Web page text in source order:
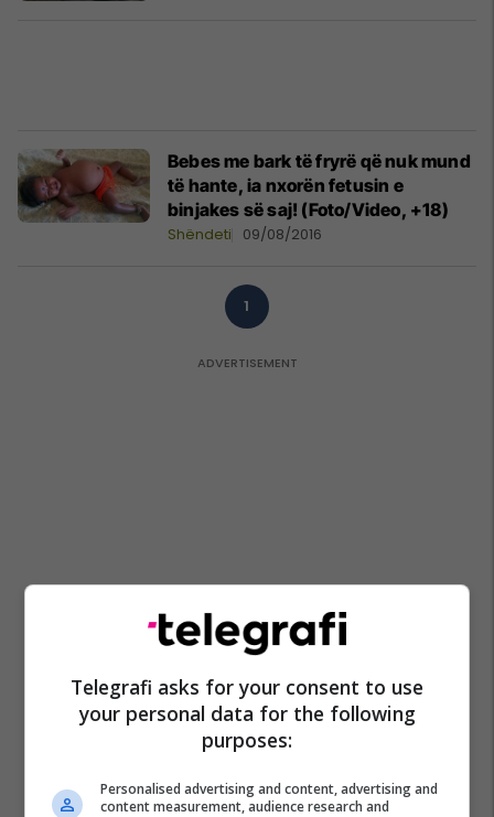
Bebes me bark të fryrë që nuk mund
të hante, ia nxorën fetusin e
binjakes së saj! (Foto/Video, +18)
Shëndeti 09/08/2016
1
Telegrafi asks for your consent to use
your personal data for the following
purposes:
Personalised advertising and content, advertising and
content measurement, audience research and